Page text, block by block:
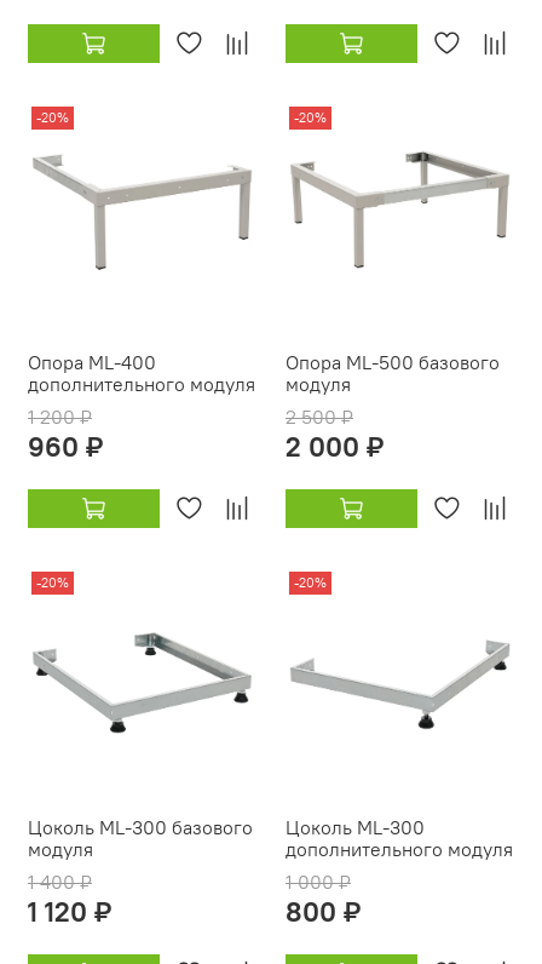
-20%
Опора ML-400
дополнительного модуля
1 200 ₽
960 ₽
-20%
Опора ML-500 базового
модуля
2 500 ₽
2 000 ₽
-20%
Цоколь ML-300 базового
модуля
1 400 ₽
1 120 ₽
-20%
Цоколь ML-300
дополнительного модуля
1 000 ₽
800 ₽